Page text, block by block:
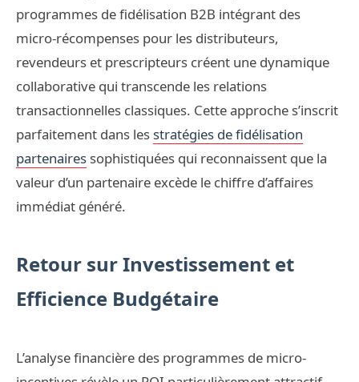
programmes de fidélisation B2B intégrant des
micro-récompenses pour les distributeurs,
revendeurs et prescripteurs créent une dynamique
collaborative qui transcende les relations
transactionnelles classiques. Cette approche s’inscrit
parfaitement dans les stratégies de fidélisation
partenaires sophistiquées qui reconnaissent que la
valeur d’un partenaire excède le chiffre d’affaires
immédiat généré.
Retour sur Investissement et
Efficience Budgétaire
L’analyse financière des programmes de micro-